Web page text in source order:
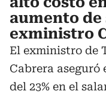
aumento
exministro
El exministro de
Cabrera aseguró
del 23% en el